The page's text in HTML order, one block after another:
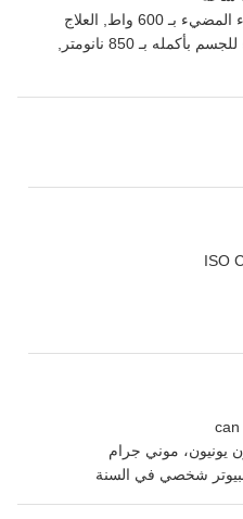
آلة العلاج بالضوء المضيء بـ 600 واط, العلاج
بالضوء المضيء للجسم بأكمله بـ 850 نانومتر,
ISO
can
يونيون، موني جرام